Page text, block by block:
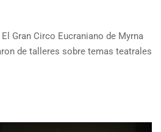
Gran Circo Eucraniano de Myrna
de talleres sobre temas teatrales